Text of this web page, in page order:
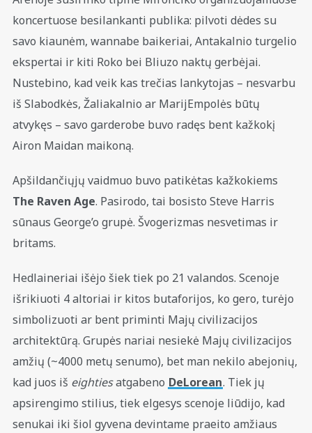
koncertuose besilankanti publika: pilvoti dėdes su
savo kiaunėm, wannabe baikeriai, Antakalnio turgelio
ekspertai ir kiti Roko bei Bliuzo naktų gerbėjai.
Nustebino, kad veik kas trečias lankytojas – nesvarbu
iš Slabodkės, Žaliakalnio ar MarijEmpolės būtų
atvykęs – savo garderobe buvo radęs bent kažkokį
Airon Maidan maikoną.
Apšildančiųjų vaidmuo buvo patikėtas kažkokiems
The Raven Age. Pasirodo, tai bosisto Steve Harris
sūnaus George’o grupė. Švogerizmas nesvetimas ir
britams.
Hedlaineriai išėjo šiek tiek po 21 valandos. Scenoje
išrikiuoti 4 altoriai ir kitos butaforijos, ko gero, turėjo
simbolizuoti ar bent priminti Majų civilizacijos
architektūrą. Grupės nariai nesiekė Majų civilizacijos
amžių (~4000 metų senumo), bet man nekilo abejonių,
kad juos iš eightiesatgabeno DeLorean. Tiek jų
apsirengimo stilius, tiek elgesys scenoje liūdijo, kad
senukai iki šiol gyvena devintame praeito amžiaus